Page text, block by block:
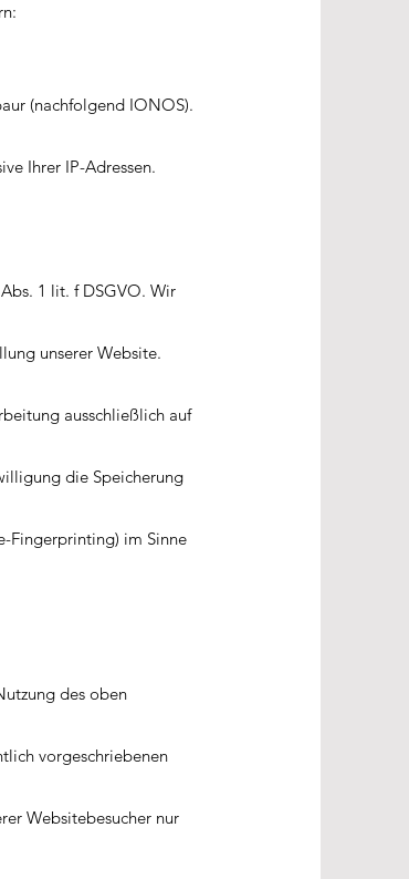
(nachfolgend IONOS).
Ihrer IP-Adressen.
1 lit. f DSGVO. Wir
unserer Website.
ausschließlich auf
die Speicherung
Fingerprinting) im Sinne
des oben
vorgeschriebenen
Websitebesucher nur